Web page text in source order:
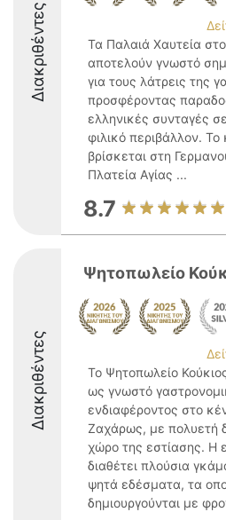
Διακριθέντες
Τα Παλαιά Χαυτεία στο
αποτελούν γνωστό
για τους λάτρεις της
προσφέροντας
ελληνικές συνταγές
φιλικό περιβάλλον.
βρίσκεται στη
Πλατεία Αγίας ...
8.7
Διακριθέντες
Ψητοπωλείο
Το Ψητοπωλείο
ως γνωστό
ενδιαφέροντος στο
Ζαχάρως, με πολυετή
χώρο της εστίασης. Η
διαθέτει πλούσια
ψητά εδέσματα, τα
δημιουργούνται με